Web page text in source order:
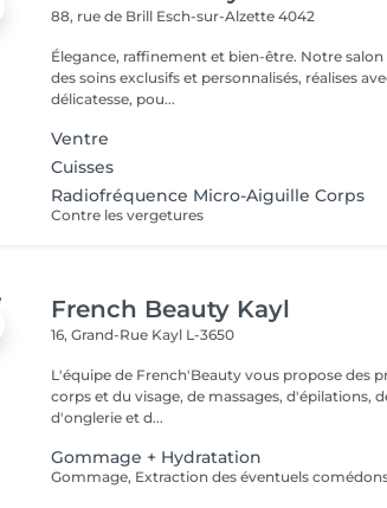
88, rue de Brill Esch-sur-Alzette 4042
Élegance, raffinement et bien-être. Notre
des soins exclusifs et personnalisés, réalises
délicatesse, pou...
Ventre
Cuisses
Radiofréquence Micro-Aiguille Corps
Contre les vergetures
French Beauty Kayl
16, Grand-Rue Kayl L-3650
L'équipe de French'Beauty vous propose des
corps et du visage, de massages, d'épilations,
d'onglerie et d...
Gommage + Hydratation